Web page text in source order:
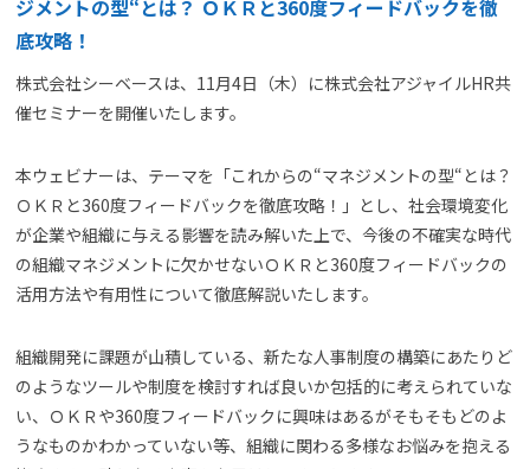
ジメントの型“とは？ ＯＫＲと360度フィードバックを徹
底攻略！
株式会社シーベースは、11月4日（木）に株式会社アジャイルHR共
催セミナーを開催いたします。
本ウェビナーは、テーマを「これからの“マネジメントの型“とは？
ＯＫＲと360度フィードバックを徹底攻略！」とし、社会環境変化
が企業や組織に与える影響を読み解いた上で、今後の不確実な時代
の組織マネジメントに欠かせないＯＫＲと360度フィードバックの
活用方法や有用性について徹底解説いたします。
組織開発に課題が山積している、新たな人事制度の構築にあたりど
のようなツールや制度を検討すれば良いか包括的に考えられていな
い、ＯＫＲや360度フィードバックに興味はあるがそもそもどのよ
うなものかわかっていない等、組織に関わる多様なお悩みを抱える